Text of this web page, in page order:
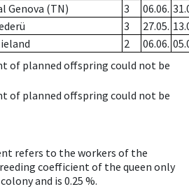
Genova (TN) 3 06.06.
3 27.05.
2 06.06.
of planned offspring could not be
of planned offspring could not be
refers to the workers of the
coefficient of the queen only
and is 0.25 %.